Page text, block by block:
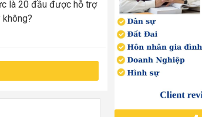
là 20 đầu được hỗ trợ